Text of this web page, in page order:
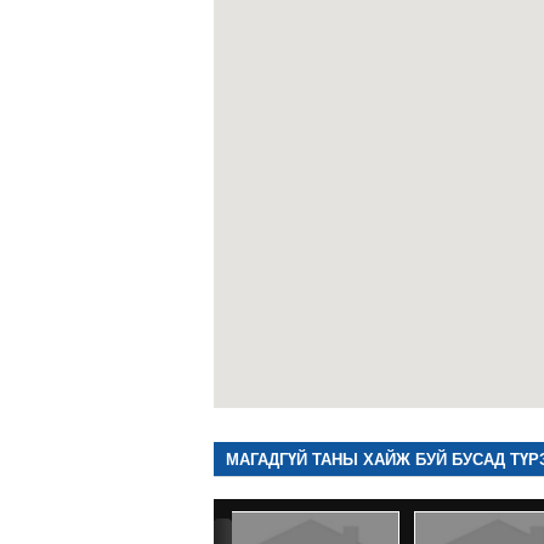
МАГАДГҮЙ ТАНЫ ХАЙЖ БУЙ БУСАД